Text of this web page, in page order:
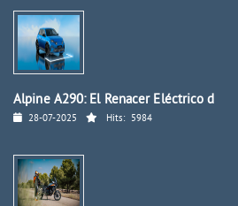
Alpine A290: El Renacer Eléctrico d
28-07-2025 Hits: 5984